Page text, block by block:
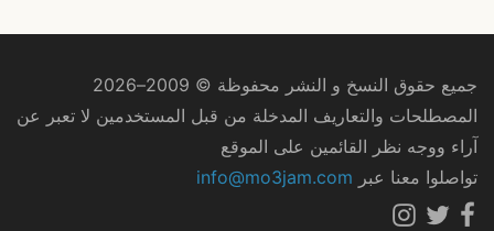
جميع حقوق النسخ و النشر محفوظة © 2009–2026
المصطلحات والتعاريف المدخلة من قبل المستخدمين لا تعبر عن
آراء ووجه نظر القائمين على الموقع
تواصلوا معنا عبر info@mo3jam.com